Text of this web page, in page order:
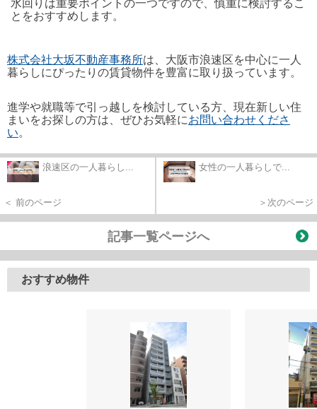
水回りは重要ポイントの一つですので、慎重に検討するこ
とをおすすめします。
株式会社大坂不動産事務所は、大阪市浪速区を中心に一人
暮らしにぴったりの賃貸物件を豊富に取り扱っています。
進学や就職等で引っ越しを検討している方、現在新しい住
まいをお探しの方は、ぜひお気軽にお問い合わせくださ
い。
浪速区の一人暮らし...
＜ 前のページ
女性の一人暮らしで...
＞次のページ
記事一覧ページへ
おすすめ物件